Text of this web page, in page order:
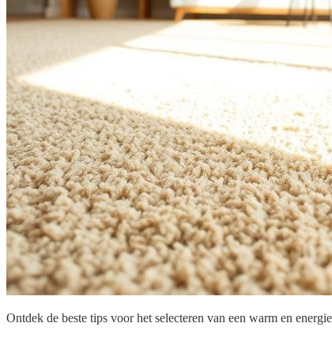
Ontdek de beste tips voor het selecteren van een warm en